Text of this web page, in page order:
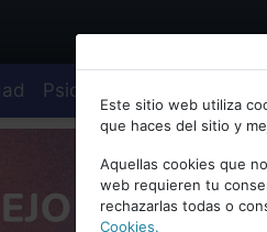
Bienvenid@ a
Escribe tu Email
Accede o regístrate
Psiquiatría
Este sitio web utiliza
que haces del sitio y
Aquellas cookies que
web requieren tu
rechazarlas todas o
Cookies.